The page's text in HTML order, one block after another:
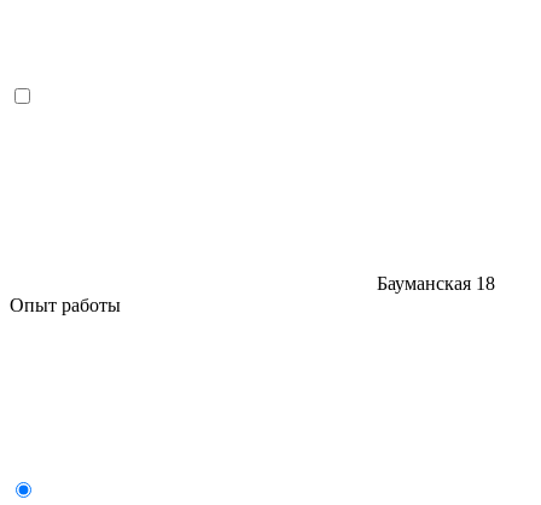
Бауманская 18
Опыт работы